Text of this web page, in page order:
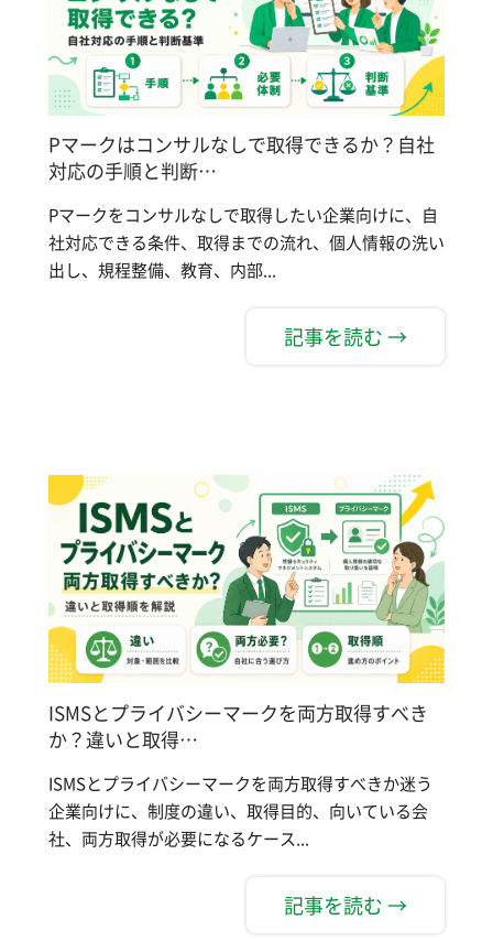
Pマークはコンサルなしで取得できるか？自社
対応の手順と判断…
Pマークをコンサルなしで取得したい企業向けに、自
社対応できる条件、取得までの流れ、個人情報の洗い
出し、規程整備、教育、内部...
記事を読む →
ISMSとプライバシーマークを両方取得すべき
か？違いと取得…
ISMSとプライバシーマークを両方取得すべきか迷う
企業向けに、制度の違い、取得目的、向いている会
社、両方取得が必要になるケース...
記事を読む →